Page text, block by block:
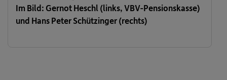
Im Bild: Gernot Heschl (links, VBV-Pensionskasse)
und Hans Peter Schützinger (rechts)